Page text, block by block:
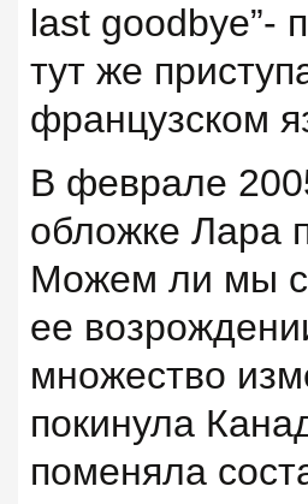
last goodbye”-
тут же
французском
В феврале
обложке Лара
Можем ли мы
ее
множество
покинула
поменяла